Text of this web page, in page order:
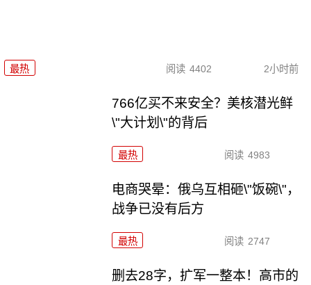
最热 阅读 4402 2小时前
766亿买不来安全？美核潜光鲜
\"大计划\"的背后
最热 阅读 4983
电商哭晕：俄乌互相砸\"饭碗\"，
战争已没有后方
最热 阅读 2747
删去28字，扩军一整本！高市的